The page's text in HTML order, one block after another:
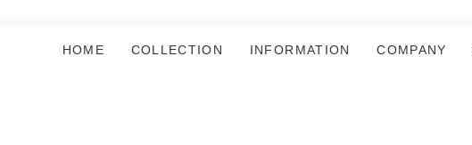
HOME COLLECTION INFORMATION COMPANY